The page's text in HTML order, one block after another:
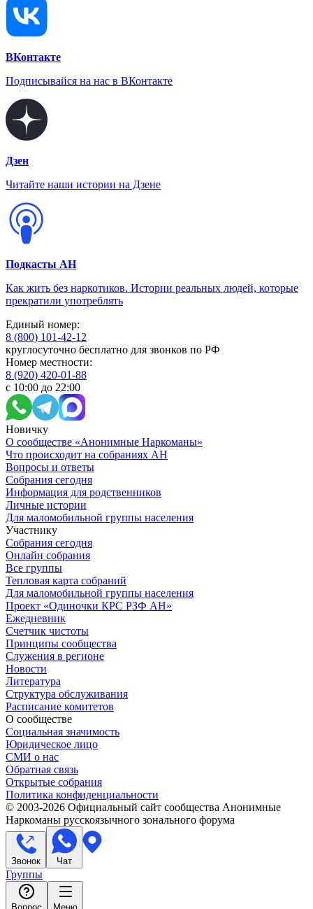
ВКонтакте
Подписывайся на нас в ВКонтакте
Дзен
Читайте наши истории на Дзене
Подкасты АН
Как жить без наркотиков. Истории реальных людей, которые
прекратили употреблять
Единый номер:
8 (800) 101-42-12
круглосуточно бесплатно для звонков по РФ
Номер местности:
8 (920) 420-01-88
с 10:00 до 22:00
Новичку
О сообществе «Анонимные Наркоманы»
Что происходит на собраниях АН
Вопросы и ответы
Собрания сегодня
Информация для родственников
Личные истории
Для маломобильной группы населения
Участнику
Собрания сегодня
Онлайн собрания
Все группы
Тепловая карта собраний
Для маломобильной группы населения
Проект «Одиночки КРС РЗФ АН»
Ежедневник
Счетчик чистоты
Принципы сообщества
Служения в регионе
Новости
Литература
Структура обслуживания
Расписание комитетов
О сообществе
Социальная значимость
Юридическое лицо
СМИ о нас
Обратная связь
Открытые собрания
Политика конфиденциальности
© 2003-2026 Официальный сайт сообщества Анонимные
Наркоманы русскоязычного зонального форума
Звонок Чат
Группы